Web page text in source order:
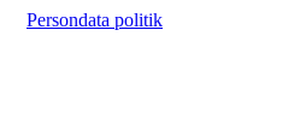
Persondata politik